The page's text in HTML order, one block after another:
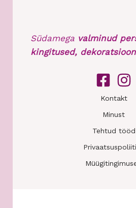
Südamega valminud
kingitused,
Kontakt
Minust
Tehtud tööd